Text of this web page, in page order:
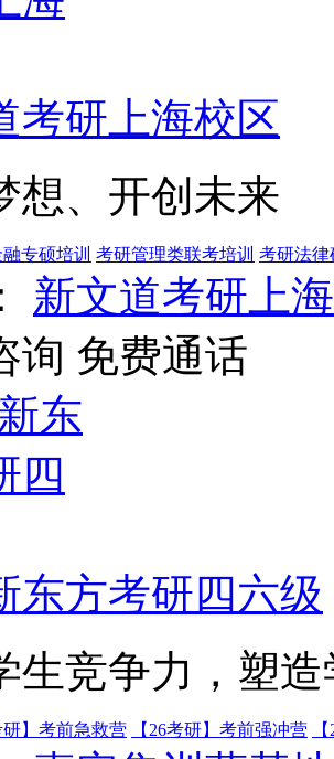
考研上海校区
想、开创未来
专硕培训 考研管理类联考培训 考研法律
新文道考研上
询 免费通话
东方考研四六级
生竞争力，塑
研】考前急救营 【26考研】考前强冲营